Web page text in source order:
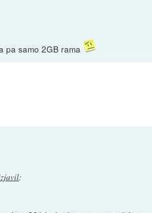
pa samo 2GB rama
: